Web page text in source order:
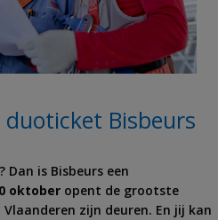
duoticket Bisbeurs
Dan is Bisbeurs een
oktober opent de grootste
zijn deuren. En jij kan